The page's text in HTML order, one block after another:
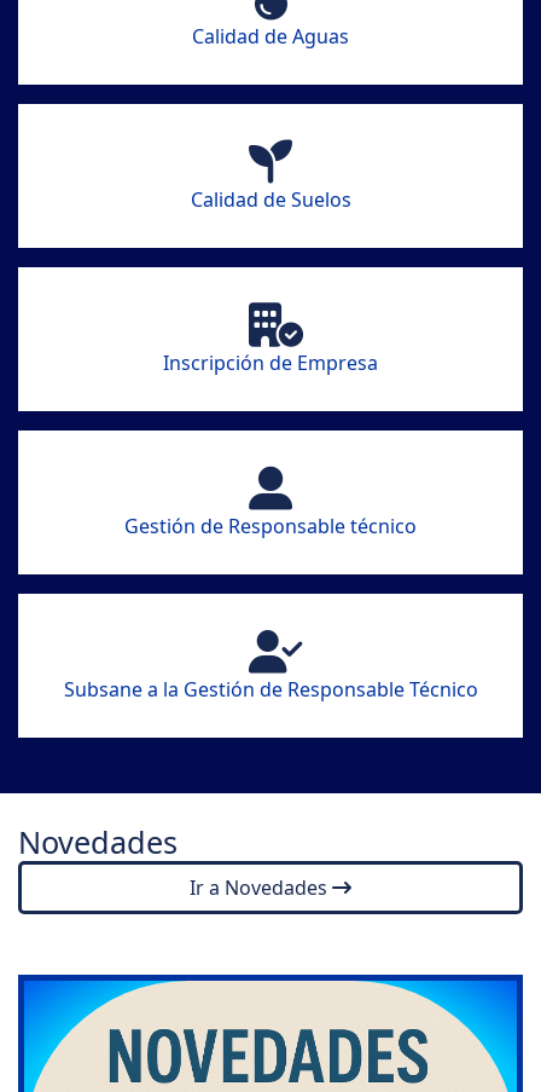
Calidad de Aguas
Calidad de Suelos
Inscripción de Empresa
Gestión de Responsable técnico
Subsane a la Gestión de Responsable Técnico
Novedades
Ir a Novedades